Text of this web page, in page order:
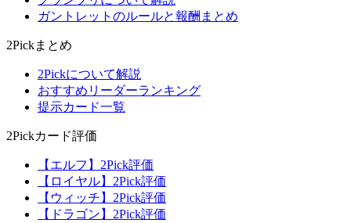
ガントレットのルールと報酬まとめ
2Pickまとめ
2Pickについて解説
おすすめリーダーランキング
提示カード一覧
2Pickカード評価
【エルフ】2Pick評価
【ロイヤル】2Pick評価
【ウィッチ】2Pick評価
【ドラゴン】2Pick評価